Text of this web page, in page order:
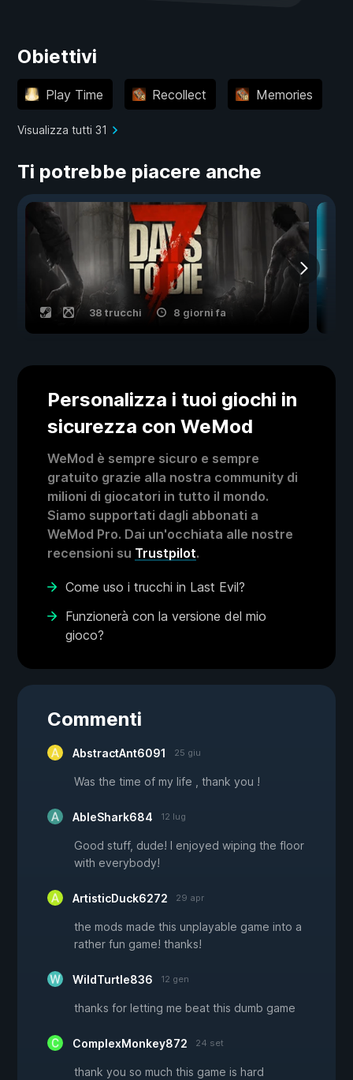
Obiettivi
Play Time Recollect Memories
Visualizza tutti 31
Ti potrebbe piacere anche
38 trucchi 8 giorni fa
Personalizza i tuoi giochi in
sicurezza con WeMod
WeMod è sempre sicuro e sempre
gratuito grazie alla nostra community di
milioni di giocatori in tutto il mondo.
Siamo supportati dagli abbonati a
WeMod Pro. Dai un'occhiata alle nostre
recensioni su Trustpilot.
Come uso i trucchi in Last Evil?
Funzionerà con la versione del mio
gioco?
Commenti
AbstractAnt6091 25 giu
Was the time of my life , thank you !
AbleShark684 12 lug
Good stuff, dude! I enjoyed wiping the floor
with everybody!
ArtisticDuck6272 29 apr
the mods made this unplayable game into a
rather fun game! thanks!
WildTurtle836 12 gen
thanks for letting me beat this dumb game
ComplexMonkey872 24 set
thank you so much this game is hard